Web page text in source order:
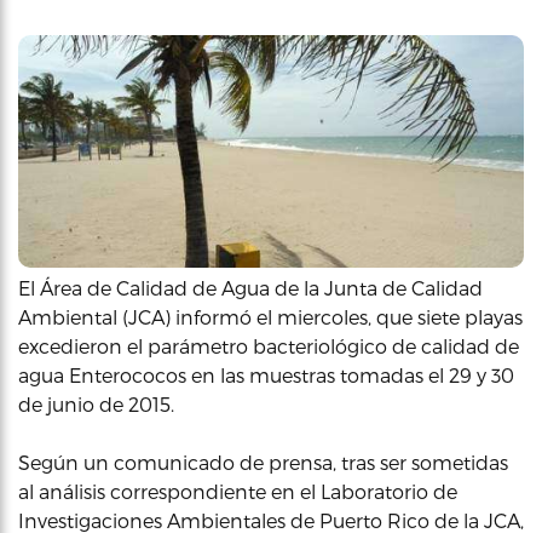
El Área de Calidad de Agua de la Junta de Calidad
Ambiental (JCA) informó el miercoles, que siete playas
excedieron el parámetro bacteriológico de calidad de
agua Enterococos en las muestras tomadas el 29 y 30
de junio de 2015.
Según un comunicado de prensa, tras ser sometidas
al análisis correspondiente en el Laboratorio de
Investigaciones Ambientales de Puerto Rico de la JCA,